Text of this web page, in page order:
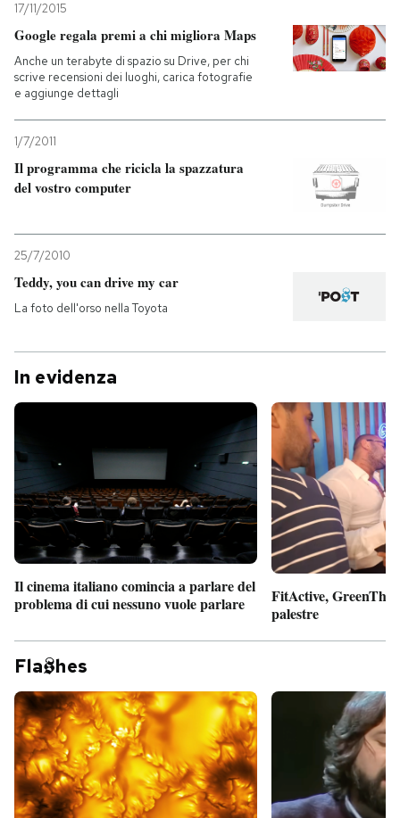
17/11/2015
Google regala premi a chi migliora Maps
Anche un terabyte di spazio su Drive, per chi
scrive recensioni dei luoghi, carica fotografie
e aggiunge dettagli
1/7/2011
Il programma che ricicla la spazzatura
del vostro computer
25/7/2010
Teddy, you can drive my car
La foto dell'orso nella Toyota
In evidenza
Il cinema italiano comincia a parlare del
problema di cui nessuno vuole parlare
FitActive,
palestre
Fla hes